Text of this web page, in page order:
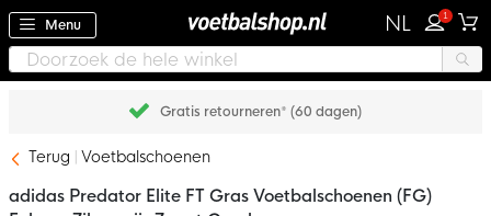
Menu NL 1
Gratis retourneren* (60 dagen)
Terug Voetbalschoenen
adidas Predator Elite FT Gras Voetbalschoenen (FG)